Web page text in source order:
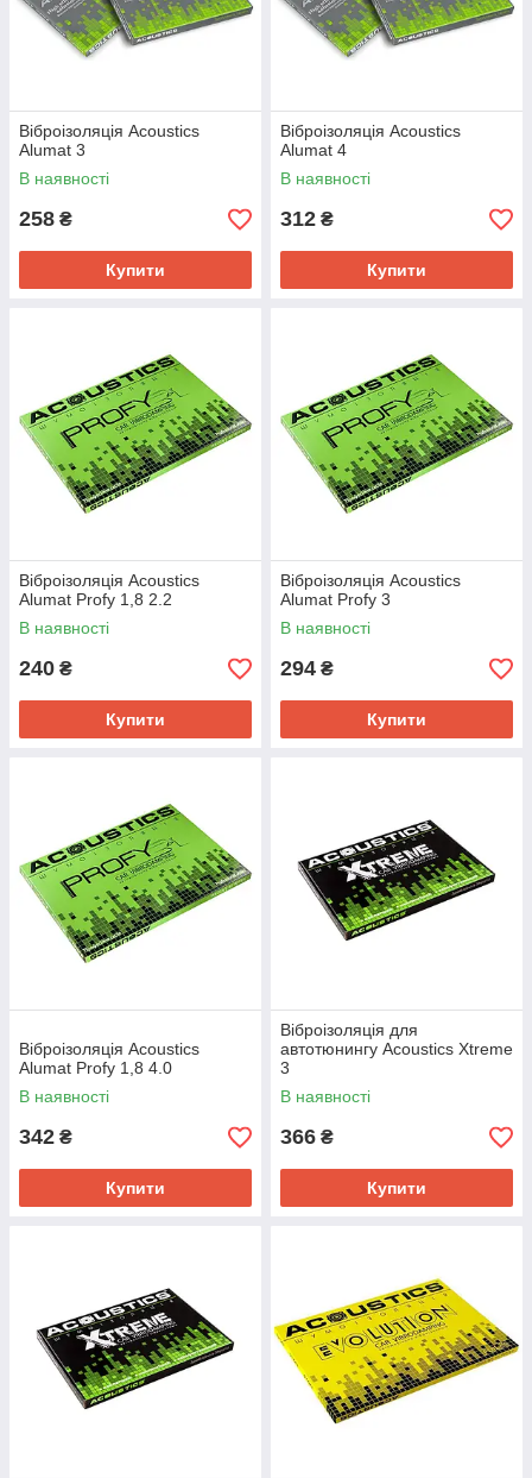
Віброізоляція Acoustics
Alumat 3
В наявності
258 ₴
Купити
Віброізоляція Acoustics
Alumat 4
В наявності
312 ₴
Купити
Віброізоляція Acoustics
Alumat Profy 1,8 2.2
В наявності
240 ₴
Купити
Віброізоляція Acoustics
Alumat Profy 3
В наявності
294 ₴
Купити
Віброізоляція Acoustics
Alumat Profy 1,8 4.0
В наявності
342 ₴
Купити
Віброізоляція для
автотюнингу Acoustics Xtreme
3
В наявності
366 ₴
Купити